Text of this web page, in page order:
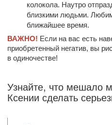
колокола. Наутро
близкими людьми.
ближайшее время.
ВАЖНО! Если на вас есть
приобретенный негатив, вы
в одиночестве!
Узнайте, что мешало
Ксении сделать